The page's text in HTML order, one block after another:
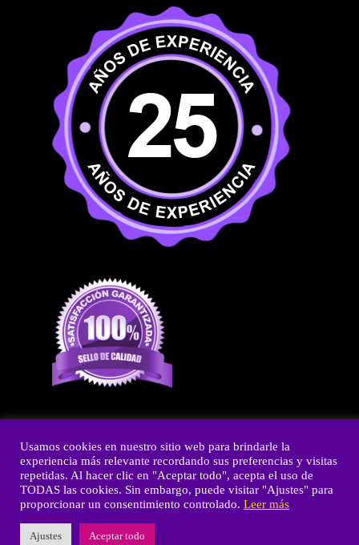
Copyright © 2026 Fiestas y Olé
Powered by Fiestas y Olé
Usamos cookies en nuestro sitio web para brindarle la
experiencia más relevante recordando sus preferencias y visitas
repetidas. Al hacer clic en "Aceptar todo", acepta el uso de
TODAS las cookies. Sin embargo, puede visitar "Ajustes" para
proporcionar un consentimiento controlado. Leer más
Ajustes Aceptar todo